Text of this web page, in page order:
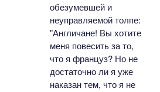
обезумевшей и
неуправляемой толпе:
"Англичане! Вы хотите
меня повесить за то,
что я француз? Но не
достаточно ли я уже
наказан тем, что я не